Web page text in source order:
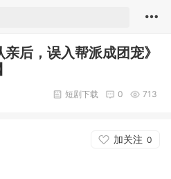
后，误入帮派成团宠》
713
0
短剧下载
加关注 0